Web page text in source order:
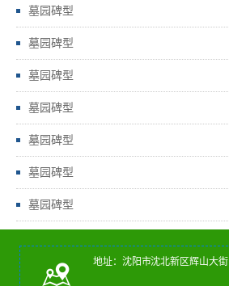
墓园碑型
墓园碑型
墓园碑型
墓园碑型
墓园碑型
墓园碑型
墓园碑型
地址：沈阳市沈北新区辉山大街